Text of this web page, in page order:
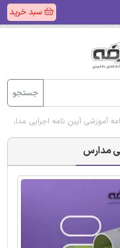
سبد خرید
جستجو
آموزشی آیین نامه اجرایی مدارس
مدارس